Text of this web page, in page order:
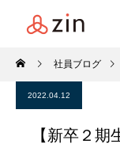
社員ブログ
2022.04.12
【新卒２期